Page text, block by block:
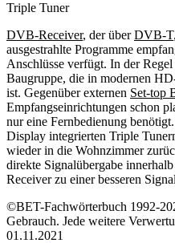
Triple Tuner
DVB-Receiver, der überDVB-T,
ausgestrahlte Programme
Anschlüsse verfügt. In der
Baugruppe, die in modernen
ist. Gegenüber externen Set-top
Empfangseinrichtungen schon
nur eine Fernbedienung
Display integrierten Triple
wieder in die Wohnzimmer
direkte Signalübergabe
Receiver zu einer besseren
©BET-Fachwörterbuch 1992-
Gebrauch. Jede weitere
01.11.2021